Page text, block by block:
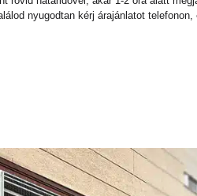
nyugodtan kérj árajánlatot